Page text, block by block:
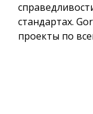
стандартах.
проекты по